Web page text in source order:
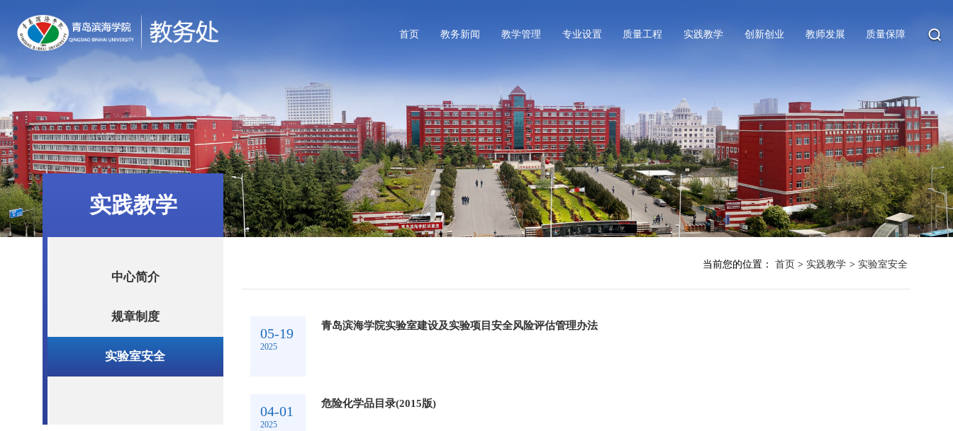
首页 教务新闻 教学管理 专业设置 质量工程 实践教学 创新创业 教师发展 质量保障
实践教学
中心简介
规章制度
实验室安全
当前您的位置： 首页 > 实践教学 > 实验室安全
05-19
2025
青岛滨海学院实验室建设及实验项目安全风险评估管理办法
04-01
2025
危险化学品目录(2015版)